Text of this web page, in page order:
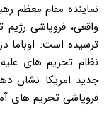
نماینده مقام معظم
واقعی، فروپاشی
نظام تحریم های
جدید امریکا نشان
فروپاشی تحریم های